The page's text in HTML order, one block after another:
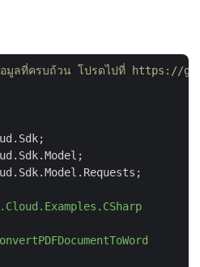
มูลที่ครบถ้วน โปรดไปที่ https://